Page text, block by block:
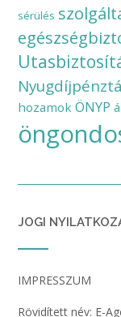
sérülés
hozamok ÖNYP
JOGI
IMPRESSZUM
Rövidített név: E-